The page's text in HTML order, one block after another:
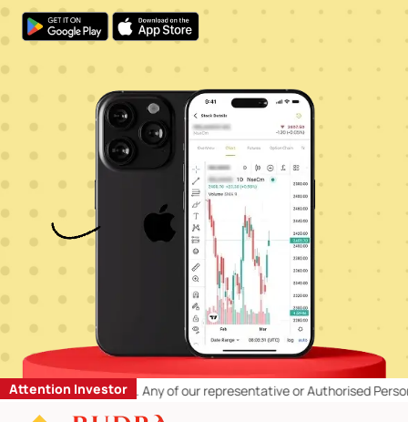
Attention Investor
is not allowed. Any of our representative or Authorised Person